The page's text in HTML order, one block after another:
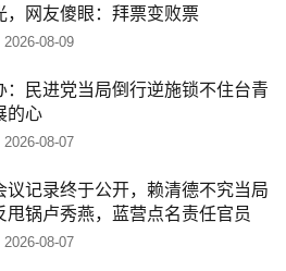
，网友傻眼：拜票变败票
2026-08-09
：民进党当局倒行逆施锁不住台青
的心
2026-08-07
议记录终于公开，赖清德不究当局
甩锅卢秀燕，蓝营点名责任官员
2026-08-07